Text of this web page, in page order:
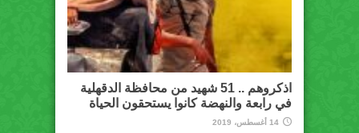
اذكروهم .. 51 شهيد من محافظة الدقهلية
في رابعة والنهضة كانوا يستحقون الحياة
14 أغسطس، 2019